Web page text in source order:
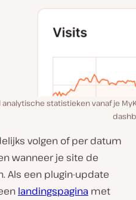
analytische statistieken vanaf je
volgen of per datum
wanneer je site de
Als een plugin-update
landingspagina met